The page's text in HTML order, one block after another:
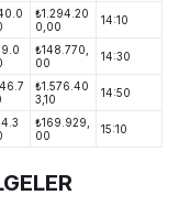
₺1.294.20
0,00
14:10
₺148.770,
00
14:30
₺1.576.40
3,10
14:50
₺169.929,
00
15:10